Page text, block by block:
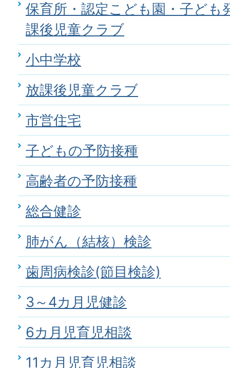
保育所・認定こども園・子ども
課後児童クラブ
小中学校
放課後児童クラブ
市営住宅
子どもの予防接種
高齢者の予防接種
総合健診
肺がん（結核）検診
歯周病検診(節目検診)
3～4カ月児健診
6カ月児育児相談
11カ月児育児相談